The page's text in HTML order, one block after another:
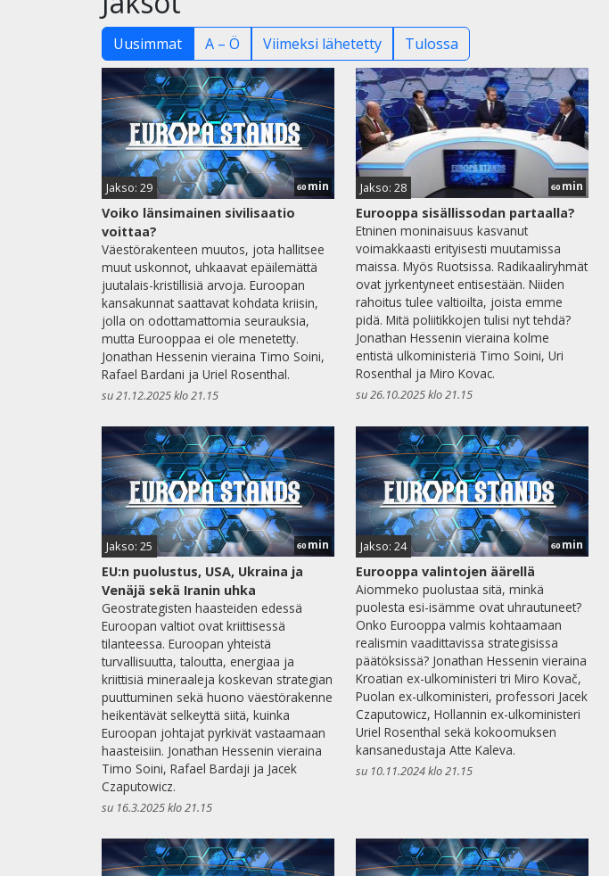
Uusimmat A – Ö Viimeksi lähetetty Tulossa
Jakso: 29 60min
Voiko länsimainen sivilisaatio
voittaa?
Väestörakenteen muutos, jota hallitsee
muut uskonnot, uhkaavat epäilemättä
juutalais-kristillisiä arvoja. Euroopan
kansakunnat saattavat kohdata kriisin,
jolla on odottamattomia seurauksia,
mutta Eurooppaa ei ole menetetty.
Jonathan Hessenin vieraina Timo Soini,
Rafael Bardani ja Uriel Rosenthal.
su 21.12.2025 klo 21.15
Jakso: 28 60 min
Eurooppa sisällissodan partaalla?
Etninen moninaisuus kasvanut
voimakkaasti erityisesti muutamissa
maissa. Myös Ruotsissa. Radikaaliryhmät
ovat jyrkentyneet entisestään. Niiden
rahoitus tulee valtioilta, joista emme
pidä. Mitä poliitikkojen tulisi nyt tehdä?
Jonathan Hessenin vieraina kolme
entistä ulkoministeriä Timo Soini, Uri
Rosenthal ja Miro Kovac.
su 26.10.2025 klo 21.15
Jakso: 25 60min
EU:n puolustus, USA, Ukraina ja
Venäjä sekä Iranin uhka
Geostrategisten haasteiden edessä
Euroopan valtiot ovat kriittisessä
tilanteessa. Euroopan yhteistä
turvallisuutta, taloutta, energiaa ja
kriittisiä mineraaleja koskevan strategian
puuttuminen sekä huono väestörakenne
heikentävät selkeyttä siitä, kuinka
Euroopan johtajat pyrkivät vastaamaan
haasteisiin. Jonathan Hessenin vieraina
Timo Soini, Rafael Bardaji ja Jacek
Czaputowicz.
su 16.3.2025 klo 21.15
Jakso: 24 60min
Eurooppa valintojen äärellä
Aiommeko puolustaa sitä, minkä
puolesta esi-isämme ovat uhrautuneet?
Onko Eurooppa valmis kohtaamaan
realismin vaadittavissa strategisissa
päätöksissä? Jonathan Hessenin vieraina
Kroatian ex-ulkoministeri tri Miro Kovač,
Puolan ex-ulkoministeri, professori Jacek
Czaputowicz, Hollannin ex-ulkoministeri
Uriel Rosenthal sekä kokoomuksen
kansanedustaja Atte Kaleva.
su 10.11.2024 klo 21.15